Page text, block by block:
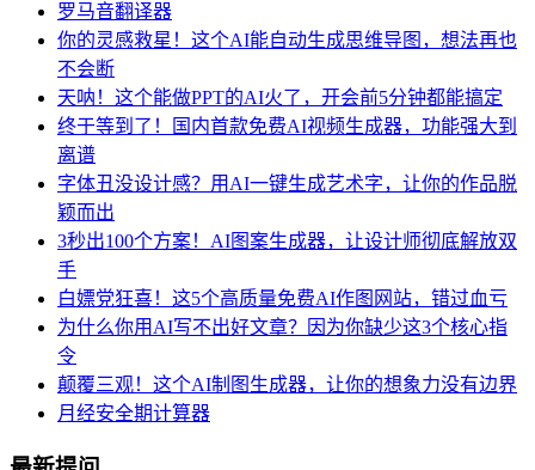
罗马音翻译器
你的灵感救星！这个AI能自动生成思维导图，想法再也
不会断
天呐！这个能做PPT的AI火了，开会前5分钟都能搞定
终于等到了！国内首款免费AI视频生成器，功能强大到
离谱
字体丑没设计感？用AI一键生成艺术字，让你的作品脱
颖而出
3秒出100个方案！AI图案生成器，让设计师彻底解放双
手
白嫖党狂喜！这5个高质量免费AI作图网站，错过血亏
为什么你用AI写不出好文章？因为你缺少这3个核心指
令
颠覆三观！这个AI制图生成器，让你的想象力没有边界
月经安全期计算器